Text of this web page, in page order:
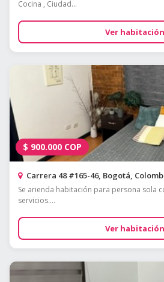
Cocina , Ciudad...
Ver habitación
$ 900.000 COP
Carrera 48 #165-46, Bogotá,
Se arienda habitación para persona sola
servicios....
Ver habitación